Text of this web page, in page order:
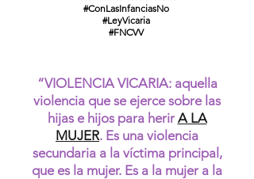
#ConLasInfanciasNo
#LeyVicaria
#FNCVV
“VIOLENCIA VICARIA: aquella
violencia que se ejerce sobre las
hijas e hijos para herir A LA
MUJER. Es una violencia
secundaria a la víctima principal,
que es la mujer. Es a la mujer a la